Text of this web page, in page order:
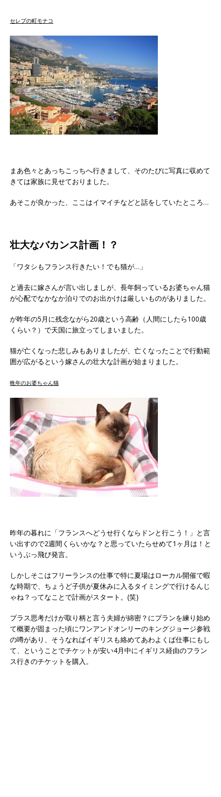
セレブの町モナコ
まあ色々とあっちこっちへ行きまして、そのたびに写真に収めて
きては家族に見せておりました。
あそこが良かった、ここはイマイチなどと話をしていたところ…
壮大なバカンス計画！？
「ワタシもフランス行きたい！でも猫が…」
と過去に嫁さんが言い出しましが、長年飼っているお婆ちゃん猫
が心配でなかなか泊りでのお出かけは厳しいものがありました。
が昨年の5月に残念ながら20歳という高齢（人間にしたら100歳
くらい？）で天国に旅立ってしまいました。
猫が亡くなった悲しみもありましたが、亡くなったことで行動範
囲が広がるという嫁さんの壮大な計画が始まりました。
晩年のお婆ちゃん猫
昨年の暮れに「フランスへどうせ行くならドンと行こう！」と言
い出すので2週間くらいかな？と思っていたらせめて1ヶ月は！と
いうぶっ飛び発言。
しかしそこはフリーランスの仕事で特に夏場はローカル開催で暇
な時期で、ちょうど子供が夏休みに入るタイミングで行けるんじ
ゃね？ってなことで計画がスタート。(笑)
プラス思考だけが取り柄と言う夫婦が綿密？にプランを練り始め
て概要が固まった頃にワンアンドオンリーのキングジョージ参戦
の噂があり、そうなればイギリスも絡めてあわよくば仕事にもし
て、ということでチケットが安い4月中にイギリス経由のフラン
ス行きのチケットを購入。